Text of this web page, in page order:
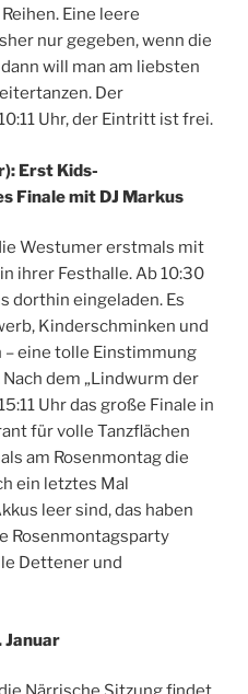
Eine leere
nur gegeben, wenn die
will man am liebsten
Der
Uhr, der Eintritt ist frei.
Erst Kids-
Finale mit DJ Markus
Westumer erstmals mit
ihrer Festhalle. Ab 10:30
dorthin eingeladen. Es
Kinderschminken und
eine tolle Einstimmung
dem „Lindwurm der
Uhr das große Finale in
für volle Tanzflächen
am Rosenmontag die
ein letztes Mal
leer sind, das haben
Rosenmontagsparty
Dettener und
Januar